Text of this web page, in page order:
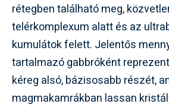
rétegben található meg,
telérkomplexum alatt és az
kumulátok felett. Jelentős
tartalmazó gabbróként
kéreg alsó, bázisosabb részét,
magmakamrákban lassan